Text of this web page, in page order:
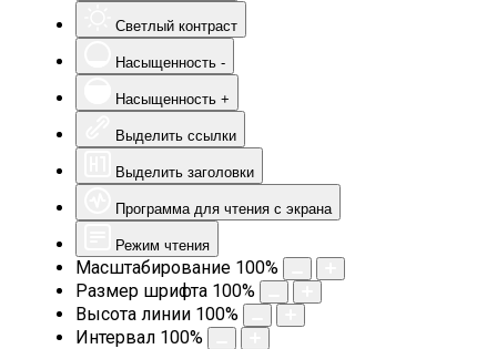
Светлый контраст
Насыщенность -
Насыщенность +
Выделить ссылки
Выделить заголовки
Программа для чтения с экрана
Режим чтения
Масштабирование 100%
Размер шрифта 100%
Высота линии 100%
Интервал 100%